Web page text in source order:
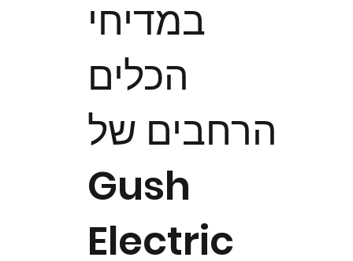
במדיחי
הכלים
הרחבים של
Gush
Electric